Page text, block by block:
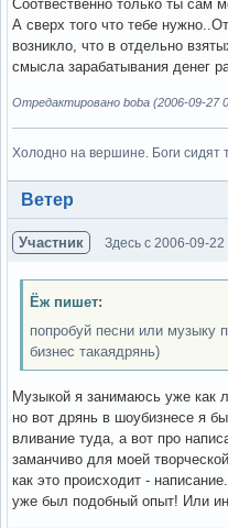
Соотвественно только ты сам
А сверх того что тебе
возникло, что в отдельно
смысла зарабатывания денег
Отредактировано boba (2006-09-27
Холодно на вершине. Боги сидят
Вне форума
Ветер
Участник Здесь с 2006-09-22
Ёж пишет:
попробуй песни или музыку
бизнес такаядрянь)
Музыкой я занимаюсь уже как
но вот дрянь в шоубизнесе я
вливание туда, а вот про
заманчиво для моей
как это происходит -
уже был подобный опыт! Или